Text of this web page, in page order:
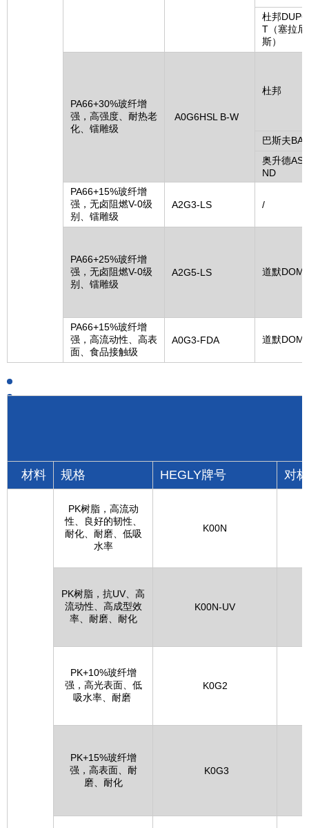
杜邦
T（塞拉尼
斯）
PA66+30%玻纤增
强，高强度、耐热老
化、镭雕级
A0G6HSL B-W
杜邦
巴斯夫
奥升德
ND
PA66+15%玻纤增
强，无卤阻燃V-0级
别、镭雕级
A2G3-LS /
PA66+25%玻纤增
强，无卤阻燃V-0级
别、镭雕级
A2G5-LS 道默
PA66+15%玻纤增
强，高流动性、高表
面、食品接触级
A0G3-FDA 道默
材料 规格 HEGLY牌号 对
PK树脂，高流动
性、良好的韧性、
耐化、耐磨、低吸
水率
K00N
PK树脂，抗UV、高
流动性、高成型效
率、耐磨、耐化
K00N-UV
PK+10%玻纤增
强，高光表面、低
吸水率、耐磨
K0G2
PK+15%玻纤增
强，高表面、耐
磨、耐化
K0G3